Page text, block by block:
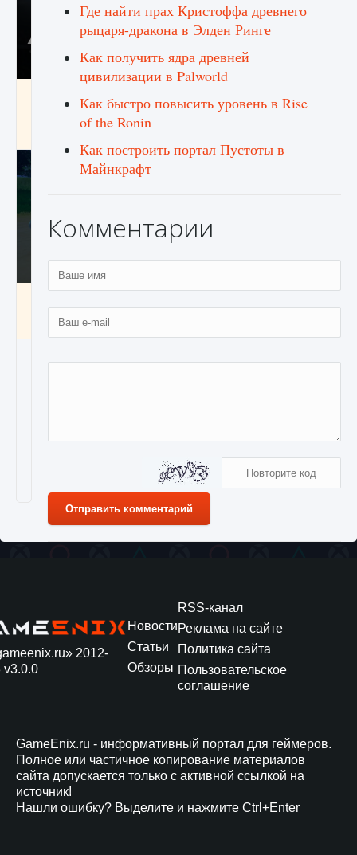
9 августа 2024
Где найти прах Кристоффа древнего
рыцаря-дракона в Элден Ринге
Как получить ядра древней
цивилизации в Palworld
Как быстро повысить уровень в Rise
of the Ronin
Как построить портал Пустоты в
Майнкрафт
Комментарии
Отправить комментарий
2012-
v3.0.0
Новости
Статьи
Обзоры
RSS-канал
Реклама на сайте
Политика сайта
Пользовательское
соглашение
GameEnix.ru - информативный портал для геймеров.
Полное или частичное копирование материалов
сайта допускается только с активной ссылкой на
источник!
Нашли ошибку? Выделите и нажмите Ctrl+Enter